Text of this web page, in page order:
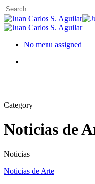
No menu assigned
Category
Noticias de
Noticias
Noticias de Arte